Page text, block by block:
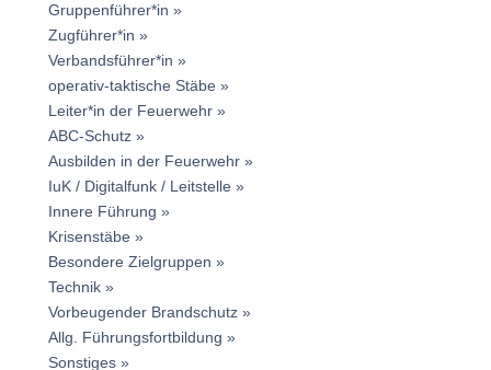
Gruppenführer*in
Zugführer*in
Verbandsführer*in
operativ-taktische Stäbe
Leiter*in der Feuerwehr
ABC-Schutz
Ausbilden in der Feuerwehr
IuK / Digitalfunk / Leitstelle
Innere Führung
Krisenstäbe
Besondere Zielgruppen
Technik
Vorbeugender Brandschutz
Allg. Führungsfortbildung
Sonstiges